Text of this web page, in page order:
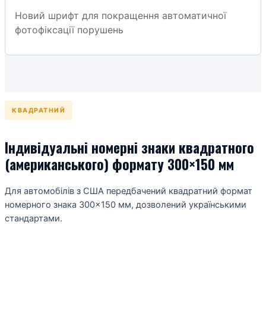
Новий шрифт для покращення автоматичної
фотофіксації порушень
КВАДРАТНИЙ
Індивідуальні номерні знаки квадратного
(американського) формату 300×150 мм
Для автомобілів з США передбачений квадратний формат
номерного знака 300×150 мм, дозволений українськими
стандартами.